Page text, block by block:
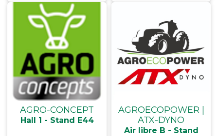
AGRO-CONCEPT
Hall 1 - Stand E44
AGROECOPOWER |
ATX-DYNO
Air libre B - Stand